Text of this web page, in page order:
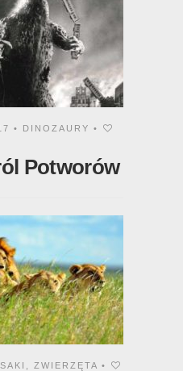
• DINOZAURY •
Potworów
ZWIERZĘTA •